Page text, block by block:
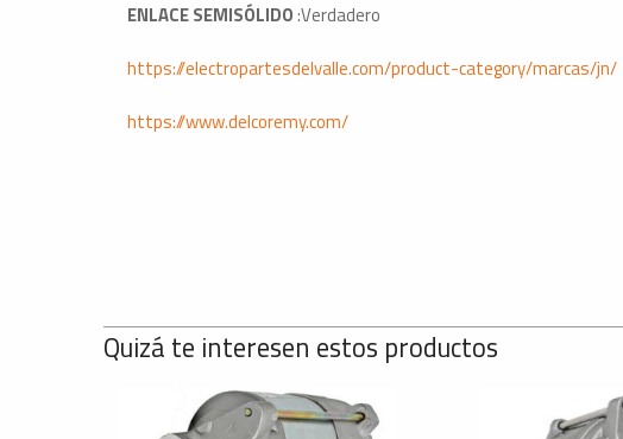
ENLACE SEMISÓLIDO:Verdadero
https://electropartesdelvalle.com/product-category/marcas/jn/
https://www.delcoremy.com/
Quizá te interesen estos productos